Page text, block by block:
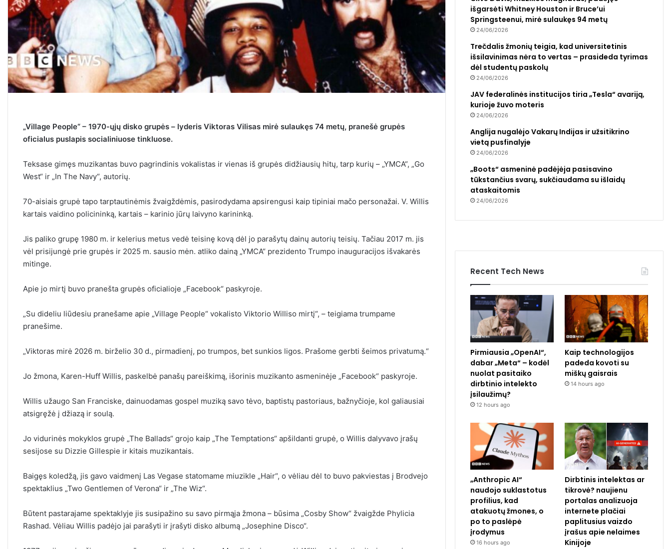
„Village People“ – 1970-ųjų disko grupės – lyderis Viktoras Vilisas mirė sulaukęs 74 metų, pranešė grupės
oficialus puslapis socialiniuose tinkluose.
Teksase gimęs muzikantas buvo pagrindinis vokalistas ir vienas iš grupės didžiausių hitų, tarp kurių – „YMCA“, „Go
West“ ir „In The Navy“, autorių.
70-aisiais grupė tapo tarptautinėmis žvaigždėmis, pasirodydama apsirengusi kaip tipiniai mačo personažai. V. Willis
kartais vaidino policininką, kartais – karinio jūrų laivyno karininką.
Jis paliko grupę 1980 m. ir kelerius metus vedė teisinę kovą dėl jo parašytų dainų autorių teisių. Tačiau 2017 m. jis
vėl prisijungė prie grupės ir 2025 m. sausio mėn. atliko dainą „YMCA“ prezidento Trumpo inauguracijos išvakarės
mitinge.
Apie jo mirtį buvo pranešta grupės oficialioje „Facebook“ paskyroje.
„Su dideliu liūdesiu pranešame apie „Village People“ vokalisto Viktorio Williso mirtį“, – teigiama trumpame
pranešime.
„Viktoras mirė 2026 m. birželio 30 d., pirmadienį, po trumpos, bet sunkios ligos. Prašome gerbti šeimos privatumą.“
Jo žmona, Karen-Huff Willis, paskelbė panašų pareiškimą, išorinis muzikanto asmeninėje „Facebook“ paskyroje.
Willis užaugo San Franciske, dainuodamas gospel muziką savo tėvo, baptistų pastoriaus, bažnyčioje, kol galiausiai
atsigręžė į džiazą ir soulą.
Jo vidurinės mokyklos grupė „The Ballads“ grojo kaip „The Temptations“ apšildanti grupė, o Willis dalyvavo įrašų
sesijose su Dizzie Gillespie ir kitais muzikantais.
Baigęs koledžą, jis gavo vaidmenį Las Vegase statomame miuzikle „Hair“, o vėliau dėl to buvo pakviestas į Brodvejo
spektaklius „Two Gentlemen of Verona“ ir „The Wiz“.
Būtent pastarajame spektaklyje jis susipažino su savo pirmąja žmona – būsima „Cosby Show“ žvaigžde Phylicia
Rashad. Vėliau Willis padėjo jai parašyti ir įrašyti disko albumą „Josephine Disco“.
išgarsėti Whitney Houston ir Bruce’ui
Springsteenui, mirė sulaukęs 94 metų
24/06/2026
Trečdalis žmonių teigia, kad universitetinis
išsilavinimas nėra to vertas – prasideda tyrimas
dėl studentų paskolų
24/06/2026
JAV federalinės institucijos tiria „Tesla“ avariją,
kurioje žuvo moteris
24/06/2026
Anglija nugalėjo Vakarų Indijas ir užsitikrino
vietą pusfinalyje
24/06/2026
„Boots“ asmeninė padėjėja pasisavino
tūkstančius svarų, sukčiaudama su išlaidų
ataskaitomis
24/06/2026
Recent Tech News
Pirmiausia „OpenAI“,
dabar „Meta“ – kodėl
nuolat pasitaiko
dirbtinio intelekto
įsilaužimų?
12 hours ago
Kaip technologijos
padeda kovoti su
miškų gaisrais
14 hours ago
„Anthropic AI“
naudojo suklastotus
profilius, kad
atakuotų žmones, o
po to paslėpė
įrodymus
16 hours ago
Dirbtinis intelektas ar
tikrovė? naujienu
portalas analizuoja
internete plačiai
paplitusius vaizdo
įrašus apie nelaimes
Kinijoje